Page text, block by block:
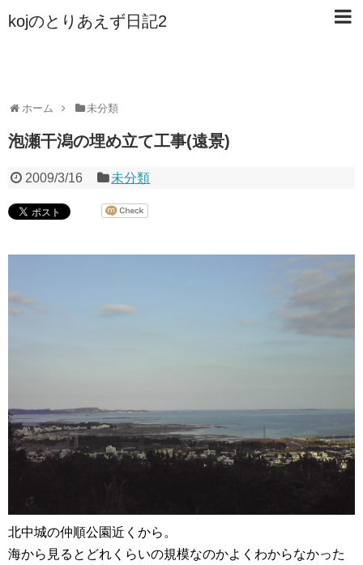
kojのとりあえず日記2
ホーム 未分類
泡瀬干潟の埋め立て工事(遠景)
2009/3/16 未分類
北中城の仲順公園近くから。
海から見るとどれくらいの規模なのかよくわからなかった